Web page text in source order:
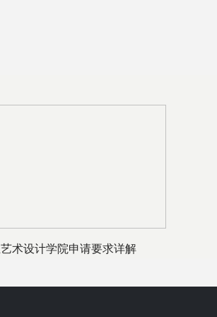
术设计学院申请要求详解